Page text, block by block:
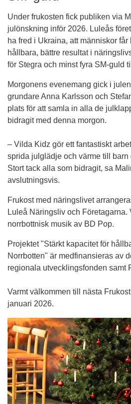
Under frukosten fick publiken via
julönskning inför 2026. Luleås
ha fred i Ukraina, att människor
hållbara, bättre resultat i
för Stegra och minst fyra SM-guld
Morgonens evenemang gick i
grundare Anna Karlsson och
plats för att samla in alla de
bidragit med denna morgon.
– Vilda Kidz gör ett fantastiskt
sprida julglädje och värme till barn
Stort tack alla som bidragit, sa
avslutningsvis.
Frukost med näringslivet
Luleå Näringsliv och Företagarna.
norrbottnisk musik av BD Pop.
Projektet "Stärkt kapacitet för
Norrbotten" är medfinansieras av
regionala utvecklingsfonden samt
Varmt välkommen till nästa
januari 2026.